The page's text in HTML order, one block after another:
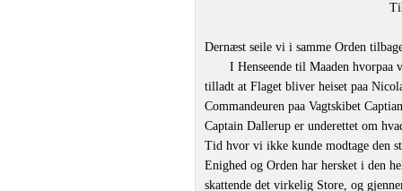
Dernæst seile vi i samme Orden
I Henseende til Maaden
tilladt at Flaget bliver heiset paa
Commandeuren paa Vagtskibet
Captain Dallerup er underettet om
Tid hvor vi ikke kunde modtage den
Enighed og Orden har hersket i den
skattende det virkelig Store, og